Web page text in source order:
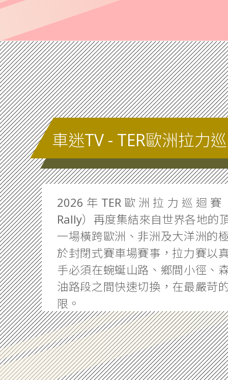
車迷TV - TER歐洲拉力
2026年TER歐洲拉力巡迴賽
Rally）再度集結來自世界各地的
一場橫跨歐洲、非洲及大洋洲的
於封閉式賽車場賽事，拉力賽以
手必須在蜿蜒山路、鄉間小徑、
油路段之間快速切換，在最嚴苛
限。